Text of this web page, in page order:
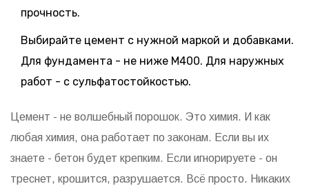
прочность.
Выбирайте цемент с нужной маркой и добавками.
Для фундамента - не ниже М400. Для наружных
работ - с сульфатостойкостью.
Цемент - не волшебный порошок. Это химия. И как
любая химия, она работает по законам. Если вы их
знаете - бетон будет крепким. Если игнорируете - он
треснет, крошится, разрушается. Всё просто. Никаких